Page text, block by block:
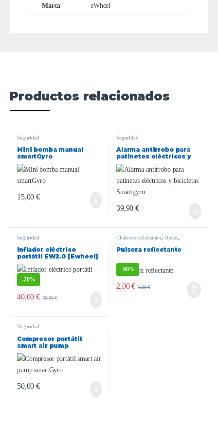
Marca eWheel
Productos relacionados
Seguridad
Mini bomba manual
smartGyro
15,00€
Seguridad
Alarma antirrobo para
patinetes eléctricos y
bicicletas Smartgyro
39,90€
Seguridad
Inflador eléctrico
portátil EW2.0 [Ewheel]
-20%
40,00€ 50,00€
Chalecos reflectantes Outlet,
Pulsera reflectante
-60%
2,00€ 5,00€
Seguridad
Compresor portátil
smart air pump
smartGyro
50,00€